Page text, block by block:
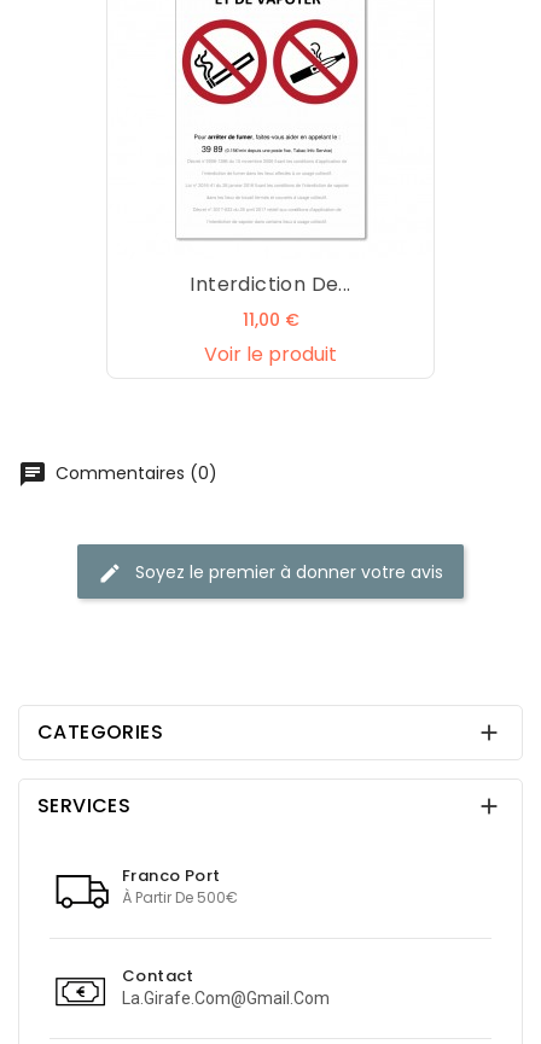
Interdiction De...
11,00 €Prix
Voir le produit
chat Commentaires (0)
edit Soyez le premier à donner votre avis
CATEGORIES 
SERVICES 
Franco Port
À Partir De 500€
Contact
La.girafe.com@gmail.com